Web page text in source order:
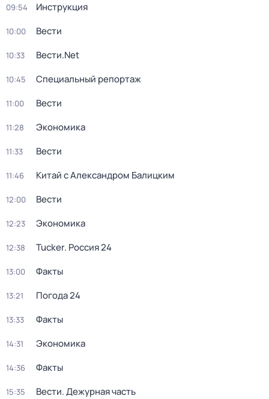
09:54 Инструкция
10:00 Вести
10:33 Вести.Net
10:45 Специальный репортаж
11:00 Вести
11:28 Экономика
11:33 Вести
11:46 Китай с Александром Балицким
12:00 Вести
12:23 Экономика
12:38 Tucker. Россия 24
13:00 Факты
13:21 Погода 24
13:33 Факты
14:31 Экономика
14:36 Факты
15:35 Вести. Дежурная часть